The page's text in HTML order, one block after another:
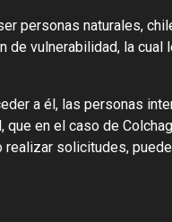
personas naturales,
de vulnerabilidad, la
a él, las personas
en el caso de
realizar solicitudes,